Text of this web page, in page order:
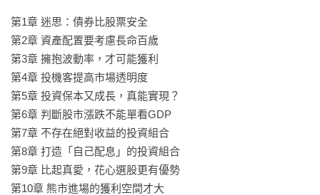
◎設立停損點才能中止你的損失！
如果股票價格下跌，達到停損的標準，它就會被賣出，這樣就
不會發生大幅虧損80％的災難——聽起來很有吸引力！誰不想
讓損失停下來呢？
真相是：股價不是連續相關的。也就是說，下跌的股票不一定
會持續下跌，而上漲的股票也不一定會繼續上漲。停損並不保
證不會虧損，但它保證提高你錯過上漲的可能性，也保證你會
增加交易成本。
第1章 迷思：債券比股票安全
第2章 資產配置要考慮長命百歲
第3章 擁抱波動率，才可能獲利
第4章 投機客提高市場透明度
第5章 投資保本又成長，真能實現？
第6章 判斷股市漲跌不能單看GDP
第7章 不存在絕對收益的投資組合
第8章 打造「自己配息」的投資組合
第9章 比起真愛，花心選股更有優勢
第10章 熊市進場的獲利空間才大